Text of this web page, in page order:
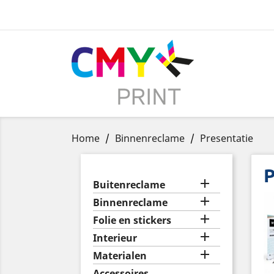
Home Binnenreclame Presentatie
Buitenreclame 
Binnenreclame 
Folie en stickers 
Interieur 
Materialen 